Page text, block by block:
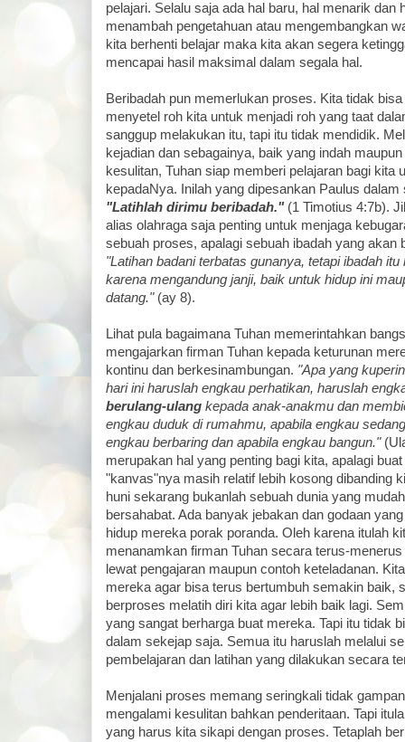
pelajari. Selalu saja ada hal baru, hal menarik dan
menambah pengetahuan atau mengembangkan
kita berhenti belajar maka kita akan segera
mencapai hasil maksimal dalam segala hal.
Beribadah pun memerlukan proses. Kita tidak
menyetel roh kita untuk menjadi roh yang taat
sanggup melakukan itu, tapi itu tidak mendidik.
kejadian dan sebagainya, baik yang indah
kesulitan, Tuhan siap memberi pelajaran bagi kita
kepadaNya. Inilah yang dipesankan Paulus
"Latihlah dirimu beribadah."(1 Timotius 4:7b).
alias olahraga saja penting untuk menjaga
sebuah proses, apalagi sebuah ibadah yang akan
"Latihan badani terbatas gunanya, tetapi ibadah
karena mengandung janji, baik untuk hidup ini
datang."(ay 8).
Lihat pula bagaimana Tuhan memerintahkan
mengajarkan firman Tuhan kepada keturunan
kontinu dan berkesinambungan. "Apa yang
hari ini haruslah engkau perhatikan, haruslah
berulang-ulang kepada anak-anakmu dan
engkau duduk di rumahmu, apabila engkau
engkau berbaring dan apabila engkau bangun."
merupakan hal yang penting bagi kita, apalagi
"kanvas"nya masih relatif lebih kosong dibanding
huni sekarang bukanlah sebuah dunia yang
bersahabat. Ada banyak jebakan dan godaan
hidup mereka porak poranda. Oleh karena itulah
menanamkan firman Tuhan secara terus-
lewat pengajaran maupun contoh keteladanan.
mereka agar bisa terus bertumbuh semakin baik,
berproses melatih diri kita agar lebih baik lagi.
yang sangat berharga buat mereka. Tapi itu tidak
dalam sekejap saja. Semua itu haruslah melalui
pembelajaran dan latihan yang dilakukan secara
Menjalani proses memang seringkali tidak
mengalami kesulitan bahkan penderitaan. Tapi
yang harus kita sikapi dengan proses. Tetaplah